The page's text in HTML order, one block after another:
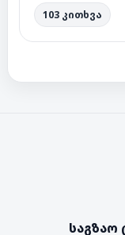
103 კითხვა
საგზაო